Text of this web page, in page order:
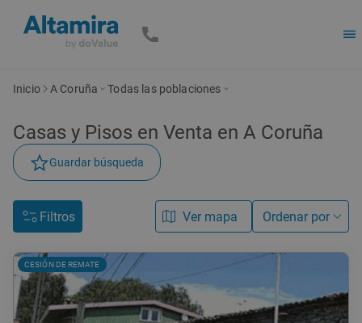
Inicio A Coruña Todas las poblaciones
Casas y Pisos en Venta en A Coruña
Guardar búsqueda
Filtros Ver mapa Ordenar por
CESIÓN DE REMATE